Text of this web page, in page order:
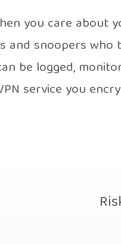
you care about
and snoopers
be logged,
service you